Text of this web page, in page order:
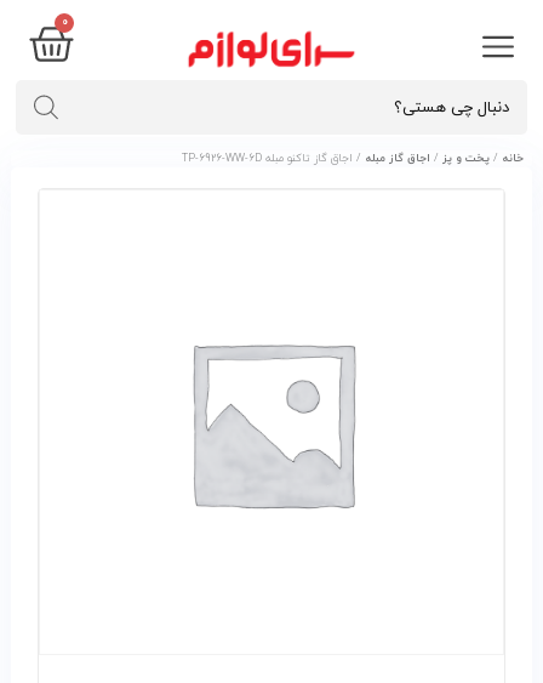
0
خانه / پخت و پز / اجاق گاز مبله / اجاق گاز تاکنو مبله TP-6926-WW-6D